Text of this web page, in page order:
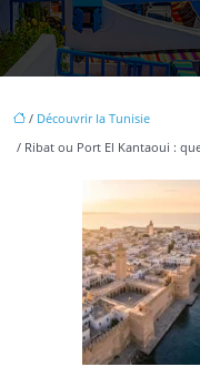
/ Découvrir la Tunisie
/ Ribat ou Port El Kantaoui :